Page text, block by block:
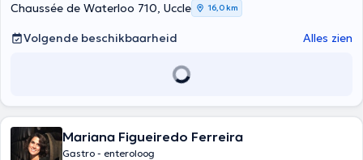
Chaussée de Waterloo 710, Uccle 16,0 km
Volgende beschikbaarheid Alles zien
Mariana Figueiredo Ferreira
Gastro - enteroloog